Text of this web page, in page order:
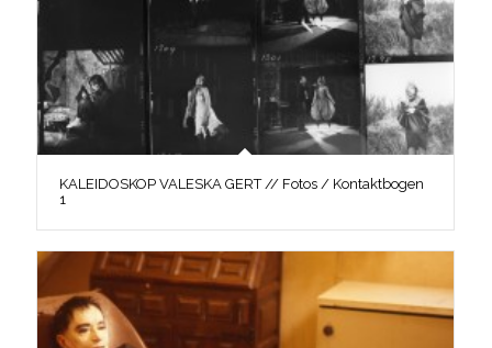
KALEIDOSKOP VALESKA GERT // Fotos / Kontaktbogen
1